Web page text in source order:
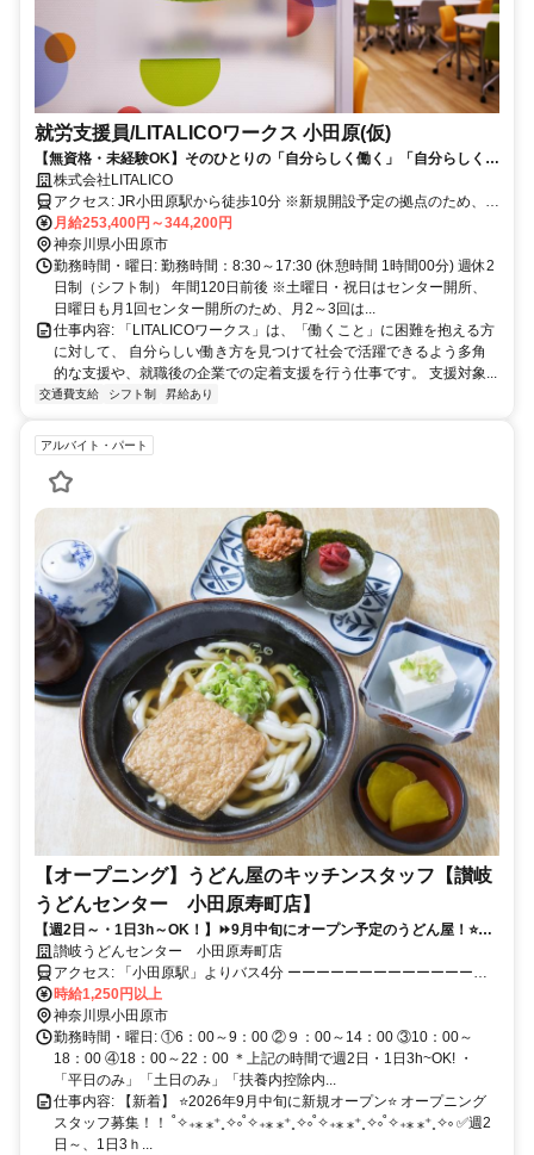
就労支援員/LITALICOワークス 小田原(仮)
【無資格・未経験OK】そのひとりの「自分らしく働く」「自分らしく生
きる」をサポートする就労支援員
株式会社LITALICO
アクセス: JR小田原駅から徒歩10分 ※新規開設予定の拠点のため、詳
細住所は未確定。 ※新規開設拠点を希望の場合、開設までは近隣拠
点での勤務
月給253,400円～344,200円
神奈川県小田原市
勤務時間・曜日: 勤務時間：8:30～17:30 (休憩時間 1時間00分) 週休2
日制（シフト制） 年間120日前後 ※土曜日・祝日はセンター開所、
日曜日も月1回センター開所のため、月2～3回は...
仕事内容: 「LITALICOワークス」は、「働くこと」に困難を抱える方
に対して、 自分らしい働き方を見つけて社会で活躍できるよう多角
的な支援や、就職後の企業での定着支援を行う仕事です。 支援対象...
交通費支給 シフト制 昇給あり
アルバイト・パート
【オープニング】うどん屋のキッチンスタッフ【讃岐
うどんセンター 小田原寿町店】
【週2日～・1日3h～OK！】⏩️9月中旬にオープン予定のうどん屋！⭐️髪
型・髪色自由＆ネイル・ ピアスOK！（規定あり）⭐️未経験OK＆履歴書
不要！⏩️バイトデビュー大歓迎
讃岐うどんセンター 小田原寿町店
アクセス: 「小田原駅」よりバス4分 ーーーーーーーーーーーーーー
ーーーーーー
時給1,250円以上
神奈川県小田原市
勤務時間・曜日: ①6：00～9：00 ②９：00～14：00 ③10：00～
18：00 ④18：00～22：00 ＊上記の時間で週2日・1日3h~OK! ・
「平日のみ」「土日のみ」「扶養内控除内...
仕事内容: 【新着】 ⭐️2026年9月中旬に新規オープン⭐️ オープニング
スタッフ募集！！ ˚✧₊⁎ ⁎⁺˳✧༚˚✧₊⁎ ⁎⁺˳✧༚˚✧₊⁎ ⁎⁺˳✧༚˚✧₊⁎ ⁎⁺˳✧༚ ✅️週2
日～、1日3ｈ...